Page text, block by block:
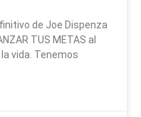
de Joe Dispenza
TUS METAS al
vida. Tenemos